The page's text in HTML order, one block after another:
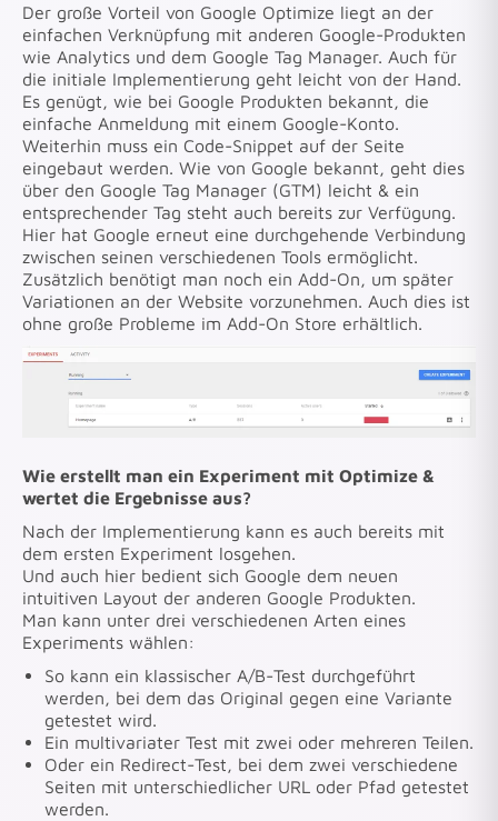
Der große Vorteil von Google Optimize liegt an der
einfachen Verknüpfung mit anderen Google-Produkten
wie Analytics und dem Google Tag Manager. Auch für
die initiale Implementierung geht leicht von der Hand.
Es genügt, wie bei Google Produkten bekannt, die
einfache Anmeldung mit einem Google-Konto.
Weiterhin muss ein Code-Snippet auf der Seite
eingebaut werden. Wie von Google bekannt, geht dies
über den Google Tag Manager (GTM) leicht & ein
entsprechender Tag steht auch bereits zur Verfügung.
Hier hat Google erneut eine durchgehende Verbindung
zwischen seinen verschiedenen Tools ermöglicht.
Zusätzlich benötigt man noch ein Add-On, um später
Variationen an der Website vorzunehmen. Auch dies ist
ohne große Probleme im Add-On Store erhältlich.
Wie erstellt man ein Experiment mit Optimize &
wertet die Ergebnisse aus?
Nach der Implementierung kann es auch bereits mit
dem ersten Experiment losgehen.
Und auch hier bedient sich Google dem neuen
intuitiven Layout der anderen Google Produkten.
Man kann unter drei verschiedenen Arten eines
Experiments wählen:
So kann ein klassischer A/B-Test durchgeführt
werden, bei dem das Original gegen eine Variante
getestet wird.
Ein multivariater Test mit zwei oder mehreren Teilen.
Oder ein Redirect-Test, bei dem zwei verschiedene
Seiten mit unterschiedlicher URL oder Pfad getestet
werden.